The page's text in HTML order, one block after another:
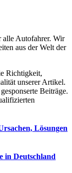
alle Autofahrer. Wir
aus der Welt der
Richtigkeit,
unserer Artikel.
Beiträge.
Lösungen
in Deutschland